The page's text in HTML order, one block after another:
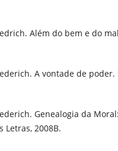
Além do bem e do
A vontade de
Genealogia da
Letras, 2008B.